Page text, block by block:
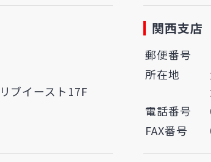
ブイースト17F
関西支店
郵便番号
所在地
電話番号
FAX番号